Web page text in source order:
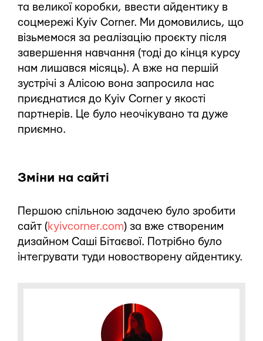
та великої коробки, ввести айдентику в
соцмережі Kyiv Corner. Ми домовились, що
візьмемося за реалізацію проєкту після
завершення навчання (тоді до кінця курсу
нам лишався місяць). А вже на першій
зустрічі з Алісою вона запросила нас
приєднатися до Kyiv Corner у якості
партнерів. Це було неочікувано та дуже
приємно.
Зміни на сайті
Першою спільною задачею було зробити
сайт ( kyivcorner.com) за вже створеним
дизайном Саші Бітаєвої. Потрібно було
інтегрувати туди новостворену айдентику.